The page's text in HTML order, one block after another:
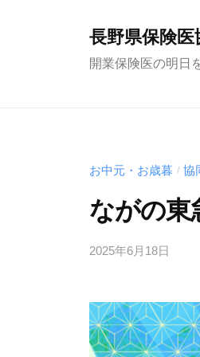
長野県保険医
開業保険医の明日
お中元・お歳暮 / 協
ながの東
2025年6月18日
u
n